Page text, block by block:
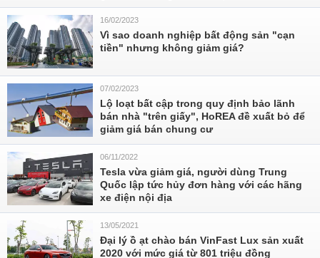
16/02/2023
Vì sao doanh nghiệp bất động sản "cạn
tiền" nhưng không giảm giá?
07/02/2023
Lộ loạt bất cập trong quy định bảo lãnh
bán nhà "trên giấy", HoREA đề xuất bỏ để
giảm giá bán chung cư
06/11/2022
Tesla vừa giảm giá, người dùng Trung
Quốc lập tức hủy đơn hàng với các hãng
xe điện nội địa
13/05/2021
Đại lý ồ ạt chào bán VinFast Lux sản xuất
2020 với mức giá từ 801 triệu đồng